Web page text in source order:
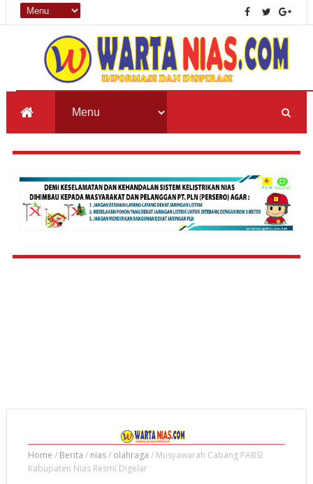
Home / Berita / nias/ olahraga / Musyawarah Cabang PABSI
Kabupaten Nias Resmi Digelar